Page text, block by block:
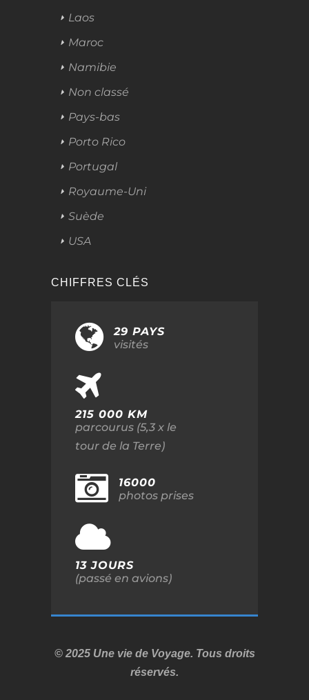
Laos
Maroc
Namibie
Non classé
Pays-bas
Porto Rico
Portugal
Royaume-Uni
Suède
USA
CHIFFRES CLÉS
29 PAYS
visités
215 000 KM
parcourus (5,3 x le
tour de la Terre)
16000
photos prises
13 JOURS
(passé en avions)
© 2025 Une vie de Voyage. Tous droits
réservés.